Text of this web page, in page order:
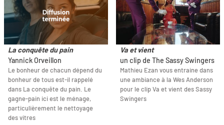
La conquête du pain
Yannick Orveillon
Le bonheur de chacun dépend du
bonheur de tous est-il rappelé
dans La conquête du pain. Le
gagne-pain ici est le ménage,
particulièrement le nettoyage
des vitres
Va et vient
un clip de The Sassy Swingers
Mathieu Ezan vous entraine dans
une ambiance à la Wes Anderson
pour le clip Va et vient des Sassy
Swingers